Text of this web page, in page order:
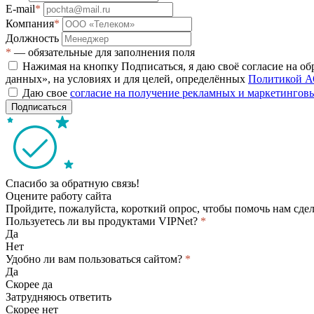
E-mail*
Компания*
Должность
* — обязательные для заполнения поля
Нажимая на кнопку Подписаться, я даю своё согласие на
данных», на условиях и для целей, определённых Политикой
Даю свое согласие на получение рекламных и
Подписаться
Спасибо за обратную связь!
Оцените работу сайта
Пройдите, пожалуйста, короткий опрос, чтобы помочь нам
Пользуетесь ли вы продуктами VIPNet? *
Да
Нет
Удобно ли вам пользоваться сайтом? *
Да
Скорее да
Затрудняюсь ответить
Скорее нет